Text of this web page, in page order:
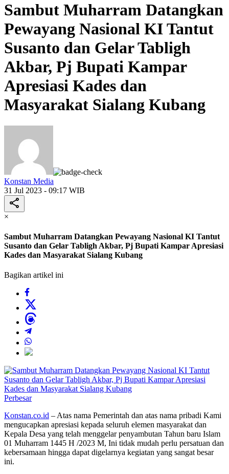
Sambut Muharram Datangkan
Pewayang Nasional KI Tantut
Susanto dan Gelar Tabligh
Akbar, Pj Bupati Kampar
Apresiasi Kades dan
Masyarakat Sialang Kubang
Konstan Media
31 Jul 2023 - 09:17 WIB
×
Sambut Muharram Datangkan Pewayang Nasional KI Tantut
Susanto dan Gelar Tabligh Akbar, Pj Bupati Kampar Apresiasi
Kades dan Masyarakat Sialang Kubang
Bagikan artikel ini
Perbesar
Konstan.co.id – Atas nama Pemerintah dan atas nama pribadi Kami
mengucapkan apresiasi kepada seluruh elemen masyarakat dan
Kepala Desa yang telah menggelar penyambutan Tahun baru Islam
01 Muharram 1445 H /2023 M, Ini tidak mudah perlu persatuan dan
kebersamaan hingga dapat digelarnya kegiatan yang sangat besar
ini.